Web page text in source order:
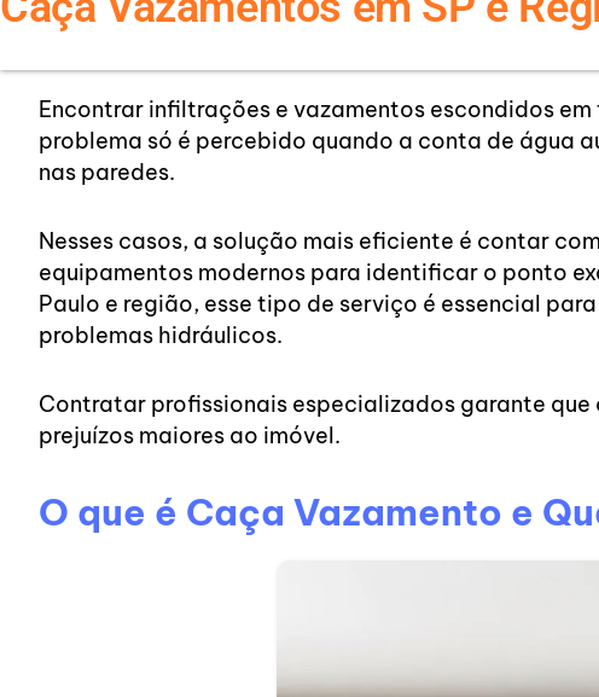
Encontrar infiltrações e vazamentos escondidos
problema só é percebido quando a conta de água
nas paredes.
Nesses casos, a solução mais eficiente é contar
equipamentos modernos para identificar o ponto
Paulo e região, esse tipo de serviço é essencial
problemas hidráulicos.
Contratar profissionais especializados garante
prejuízos maiores ao imóvel.
O que é Caça Vazamento e